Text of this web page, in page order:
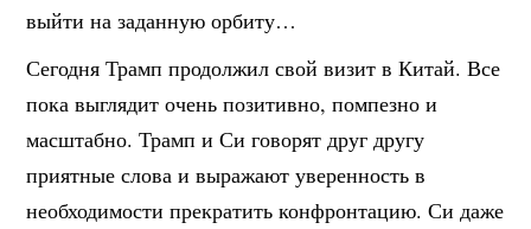
выйти на заданную орбиту…
Сегодня Трамп продолжил свой визит в Китай. Все
пока выглядит очень позитивно, помпезно и
масштабно. Трамп и Си говорят друг другу
приятные слова и выражают уверенность в
необходимости прекратить конфронтацию. Си даже